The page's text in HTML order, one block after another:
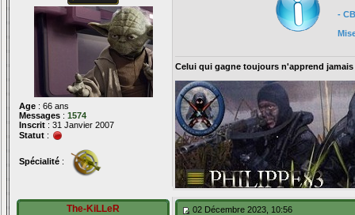
Age : 66 ans
Messages : 1574
Inscrit : 31 Janvier 2007
Statut :
Spécialité :
-
Celui qui gagne toujours n'apprend
The-KiLLeR 02 Décembre 2023, 10:56